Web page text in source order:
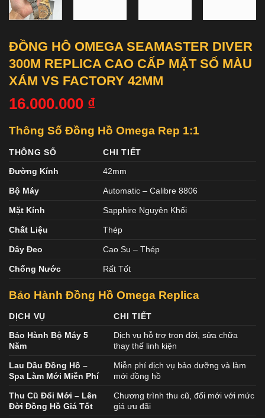
ĐỒNG HÔ OMEGA SEAMASTER DIVER
300M REPLICA CAO CẤP MẶT SỐ MÀU
XÁM VS FACTORY 42MM
16.000.000 ₫
Thông Số Đồng Hồ Omega Rep 1:1
THÔNG SỐ
CHI TIẾT
Đường Kính
42mm
Bộ Máy Automatic – Calibre 8806
Mặt Kính Sapphire Nguyên Khối
Chất Liệu Thép
Dây Đeo Cao Su – Thép
Chống Nước Rất Tốt
Bảo Hành Đồng Hồ Omega Replica
DỊCH VỤ
CHI TIẾT
Bảo Hành Bộ Máy 5
Năm
Dịch vụ hỗ trợ trọn đời, sửa chữa
thay thế linh kiện
Lau Dầu Đồng Hồ –
Spa Làm Mới Miễn Phí
Miễn phí dịch vụ bảo dưỡng và làm
mới đồng hồ
Thu Cũ Đổi Mới – Lên
Đời Đồng Hồ Giá Tốt
Chương trình thu cũ, đổi mới với mức
giá ưu đãi